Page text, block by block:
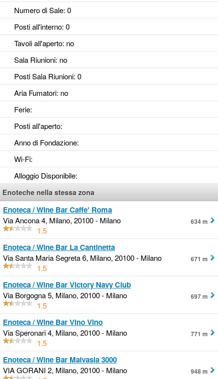
Numero di Sale: 0
Posti all'interno: 0
Tavoli all'aperto: no
Sala Riunioni: no
Posti Sala Riunioni: 0
Aria Fumatori: no
Ferie:
Posti all'aperto:
Anno di Fondazione:
Wi-Fi:
Alloggio Disponibile:
Enoteche nella stessa zona
Enoteca / Wine Bar Caffe' Roma
Via Ancona 4, Milano, 20100 - Milano
1.5
634 m
Enoteca / Wine Bar La Cantinetta
Via Santa Maria Segreta 6, Milano, 20100 - Milano
1.5
671 m
Enoteca / Wine Bar Victory Navy Club
Via Borgogna 5, Milano, 20100 - Milano
1.5
697 m
Enoteca / Wine Bar Vino Vino
Via Speronari 4, Milano, 20100 - Milano
1.5
771 m
Enoteca / Wine Bar Malvasia 3000
VIA GORANI 2, Milano, 20100 - Milano
948 m